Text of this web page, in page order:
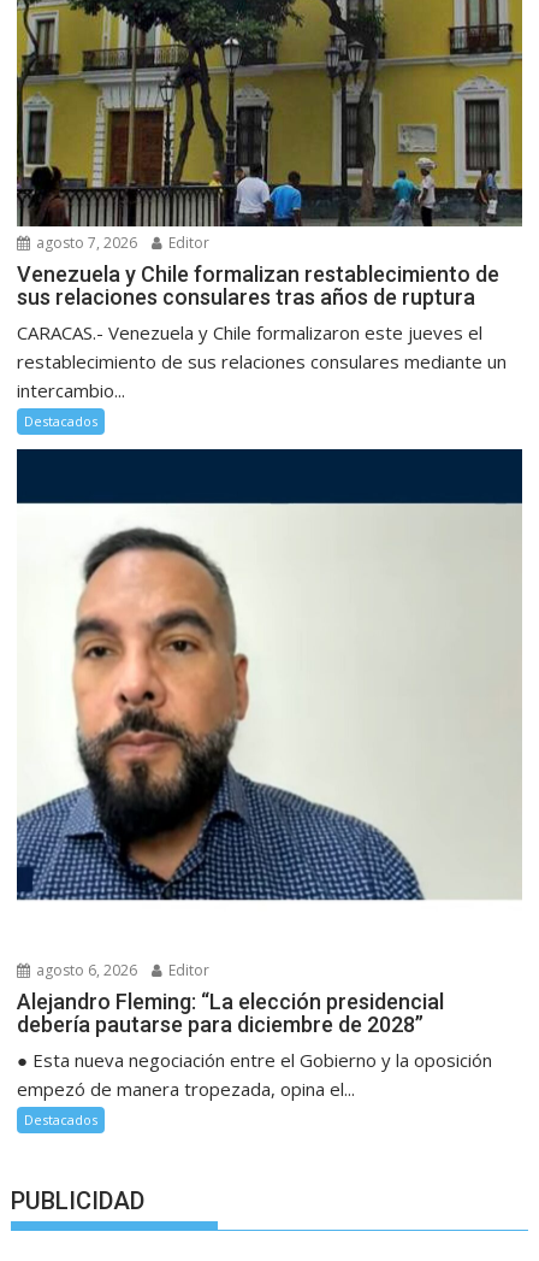
agosto 7, 2026 Editor
Venezuela y Chile formalizan restablecimiento de
sus relaciones consulares tras años de ruptura
CARACAS.- Venezuela y Chile formalizaron este jueves el
restablecimiento de sus relaciones consulares mediante un
intercambio...
Destacados
agosto 6, 2026 Editor
Alejandro Fleming: “La elección presidencial
debería pautarse para diciembre de 2028”
● Esta nueva negociación entre el Gobierno y la oposición
empezó de manera tropezada, opina el...
Destacados
PUBLICIDAD